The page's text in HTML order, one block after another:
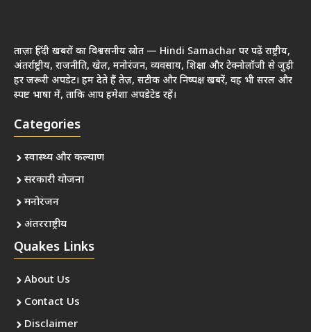
ताज़ा हिंदी खबरों का विश्वसनीय स्रोत — Hindi Samachar पर पढ़ें राष्ट्रीय,
अंतर्राष्ट्रीय, राजनीति, खेल, मनोरंजन, व्यवसाय, शिक्षा और टेक्नोलॉजी से जुड़ी
हर जरूरी अपडेट। हम देते हैं तेज़, सटीक और निष्पक्ष खबरें, वह भी सरल और
स्पष्ट भाषा में, ताकि आप हमेशा अपडेटेड रहें।
Categories
स्वास्थ्य और कल्याण
सरकारी योजना
मनोरंजन
अंतरराष्ट्रीय
Quakes Links
About Us
Contact Us
Disclaimer